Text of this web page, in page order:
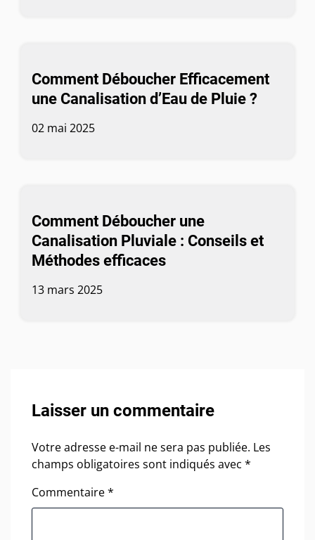
Comment Déboucher Efficacement
une Canalisation d’Eau de Pluie ?
02 mai 2025
Comment Déboucher une
Canalisation Pluviale : Conseils et
Méthodes efficaces
13 mars 2025
Laisser un commentaire
Votre adresse e-mail ne sera pas publiée. Les
champs obligatoires sont indiqués avec *
Commentaire*